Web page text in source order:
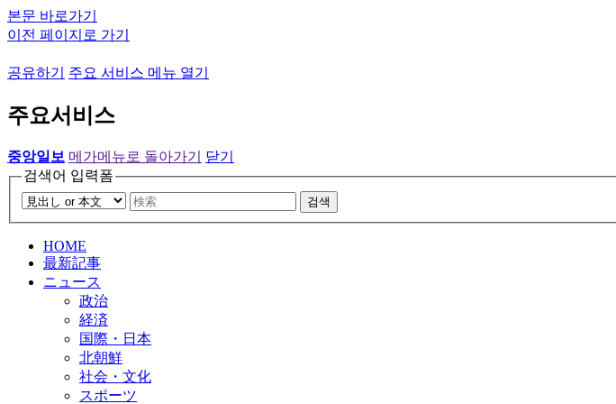
본문 바로가기
이전 페이지로 가기
공유하기 주요 서비스 메뉴 열기
주요서비스
중앙일보 메가메뉴로 돌아가기
닫기
검색어 입력폼
검색
HOME
最新記事
ニュース
政治
経済
国際・日本
北朝鮮
社会・文化
スポーツ